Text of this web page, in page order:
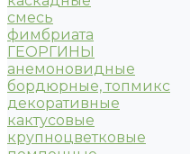
смесь
фимбриата
ГЕОРГИНЫ
анемоновидные
бордюрные, топмикс
декоративные
кактусовые
крупноцветковые